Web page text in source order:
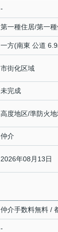
-
第一種住居/第一
一方(南東 公道
市街化区域
未完成
高度地区/準防火
仲介
2026年08月13日
仲介手数料無料 /
-